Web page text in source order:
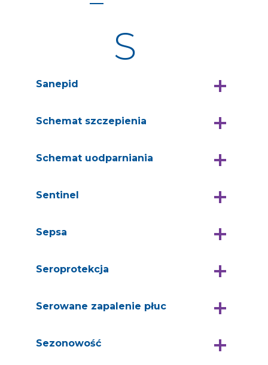
S
Sanepid
Schemat szczepienia
Schemat uodparniania
Sentinel
Sepsa
Seroprotekcja
Serowane zapalenie płuc
Sezonowość